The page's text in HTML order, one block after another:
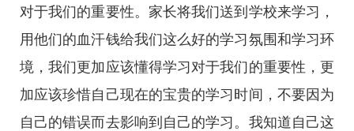
对于我们的重要性。家长将我们送到学校来学习，
用他们的血汗钱给我们这么好的学习氛围和学习环
境，我们更加应该懂得学习对于我们的重要性，更
加应该珍惜自己现在的宝贵的学习时间，不要因为
自己的错误而去影响到自己的学习。我知道自己这